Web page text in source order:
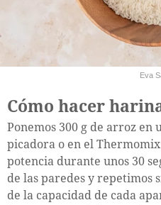
Eva
Cómo hacer
Ponemos 300 g de arroz en
picadora o en el
potencia durante unos 30
de las paredes y repetimos
de la capacidad de cada